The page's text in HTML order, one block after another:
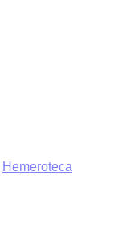
Hemeroteca